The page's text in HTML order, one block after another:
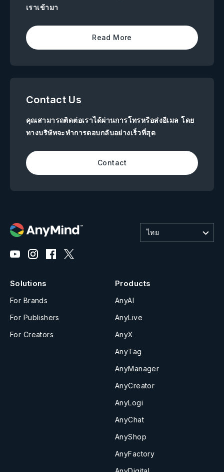
เราเข้ามา
Read More
Contact Us
คุณสามารถติดต่อเราได้ผ่านการโทรหรือส่งอีเมล โดย
ทางบริษัทจะทำการตอบกลับอย่างเร็วที่สุด
Contact
ไทย
Solutions
For Brands
For Publishers
For Creators
Products
AnyAI
AnyLive
AnyX
AnyTag
AnyManager
AnyCreator
AnyLogi
AnyChat
AnyShop
AnyFactory